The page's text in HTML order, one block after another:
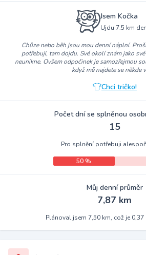
Jsem Kočka
Ujdu 7.5 km
Chůze nebo běh jsou mou denní náplní.
potřebuji, tam dojdu. Své okolí znám jako
neunikne. Ovšem odpočinek je samozřejmou
když mě najdete se někde
Chci tričko!
Počet dní se splněnou
15
Pro splnění potřebuji
50 %
Můj denní průměr
7,87 km
Plánoval jsem 7,50 km, což je